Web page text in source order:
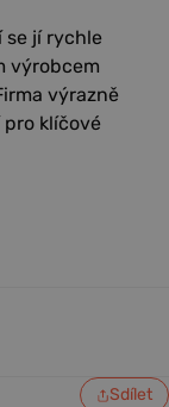
se jí rychle
výrobcem
výrazně
klíčové
Sdílet